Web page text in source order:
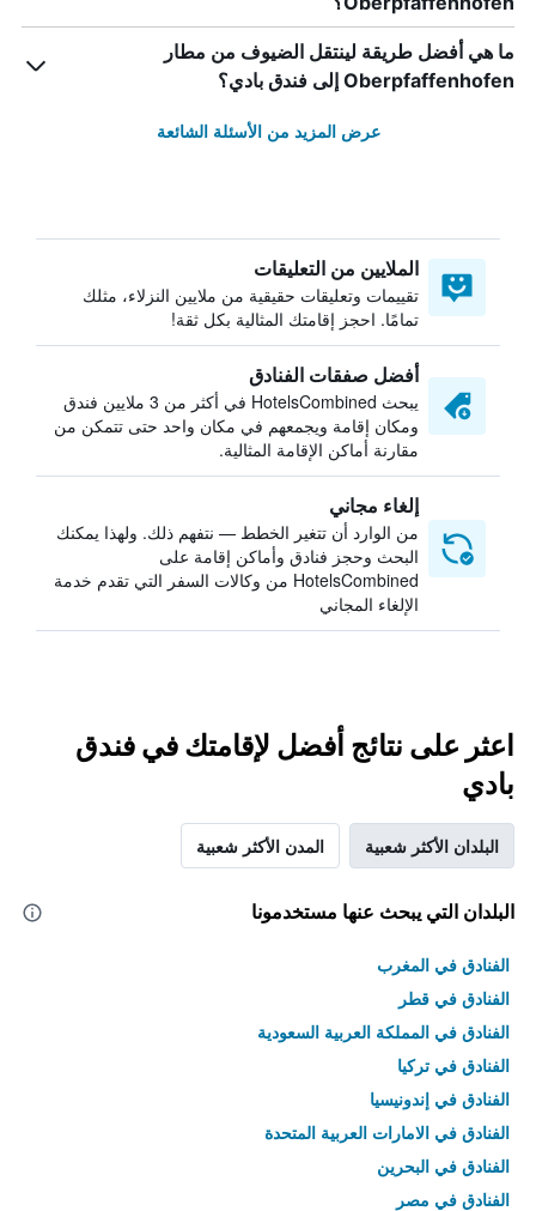
ما هي أفضل طريقة لينتقل الضيوف من مطار
Oberpfaffenhofen إلى فندق بادي؟
عرض المزيد من الأسئلة الشائعة
الملايين من التعليقات
تقييمات وتعليقات حقيقية من ملايين النزلاء، مثلك
تمامًا. احجز إقامتك المثالية بكل ثقة!
أفضل صفقات الفنادق
يبحث HotelsCombined في أكثر من 3 ملايين فندق
ومكان إقامة ويجمعهم في مكان واحد حتى تتمكن من
مقارنة أماكن الإقامة المثالية.
إلغاء مجاني
من الوارد أن تتغير الخطط — نتفهم ذلك. ولهذا يمكنك
البحث وحجز فنادق وأماكن إقامة على
HotelsCombined من وكالات السفر التي تقدم خدمة
الإلغاء المجاني
اعثر على نتائج أفضل لإقامتك في فندق
بادي
البلدان الأكثر شعبية المدن الأكثر شعبية
البلدان التي يبحث عنها مستخدمونا
الفنادق في المغرب
الفنادق في قطر
الفنادق في المملكة العربية السعودية
الفنادق في تركيا
الفنادق في إندونيسيا
الفنادق في الامارات العربية المتحدة
الفنادق في البحرين
الفنادق في مصر